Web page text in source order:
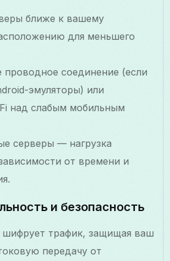
ближе к вашему
для меньшего
проводное соединение (если
эмуляторы) или
над слабым мобильным
серверы — нагрузка
от времени и
и безопасность
шифрует трафик, защищая ваш
передачу от